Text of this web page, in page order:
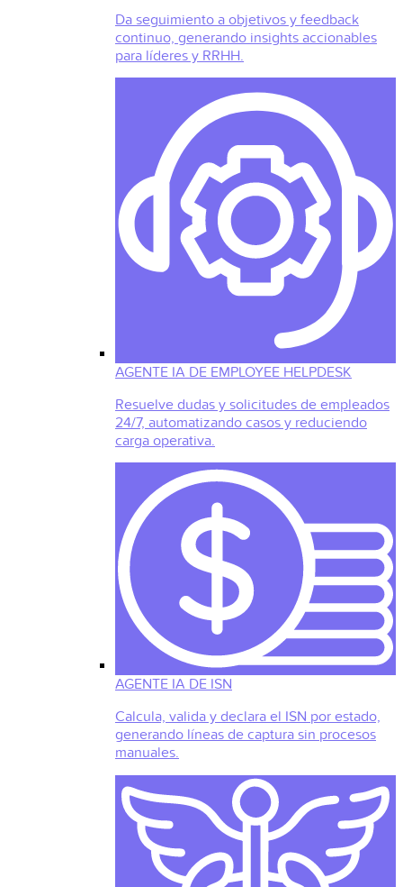
Da seguimiento a objetivos y feedback
continuo, generando insights accionables
para líderes y RRHH.
AGENTE IA DE EMPLOYEE HELPDESK
Resuelve dudas y solicitudes de empleados
24/7, automatizando casos y reduciendo
carga operativa.
AGENTE IA DE ISN
Calcula, valida y declara el ISN por estado,
generando líneas de captura sin procesos
manuales.